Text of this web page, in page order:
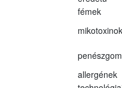
fémek
mikotoxinok
allergének